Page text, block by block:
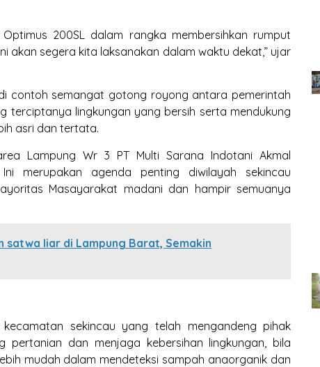
200SL dalam rangka membersihkan rumput
akan segera kita laksanakan dalam waktu dekat,” ujar
contoh semangat gotong royong antara pemerintah
terciptanya lingkungan yang bersih serta mendukung
asri dan tertata.
Lampung Wr 3 PT Multi Sarana Indotani Akmal
merupakan agenda penting diwilayah sekincau
Masayarakat madani dan hampir semuanya
satwa liar di Lampung Barat, Semakin
sekincau yang telah mengandeng pihak
pertanian dan menjaga kebersihan lingkungan, bila
mudah dalam mendeteksi sampah anaorganik dan